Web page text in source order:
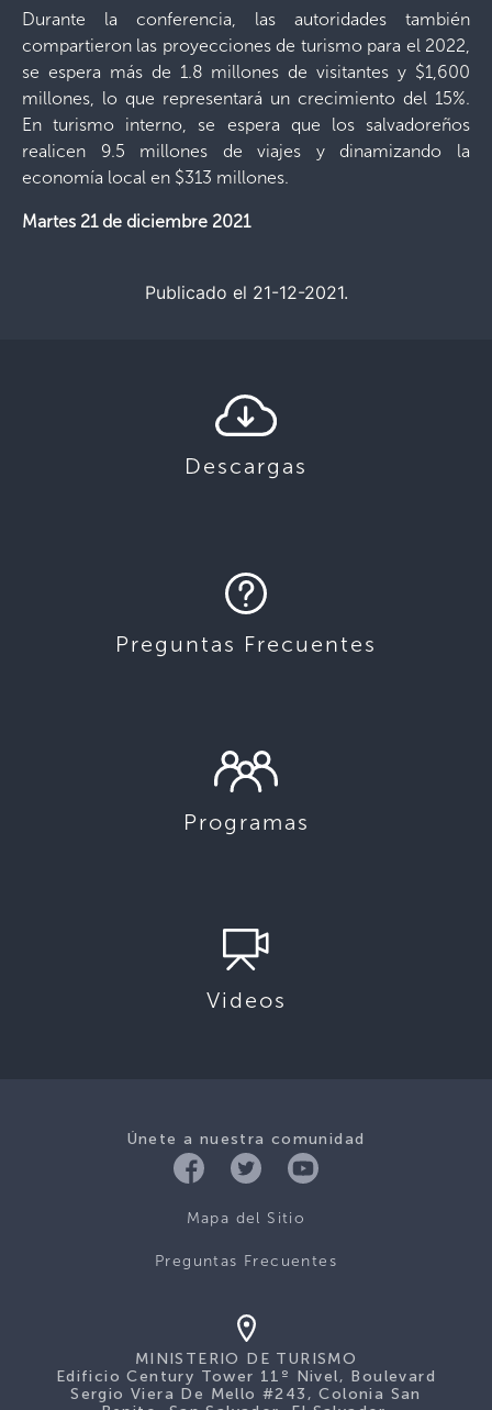
Durante la conferencia, las autoridades también
compartieron las proyecciones de turismo para el 2022,
se espera más de 1.8 millones de visitantes y $1,600
millones, lo que representará un crecimiento del 15%.
En turismo interno, se espera que los salvadoreños
realicen 9.5 millones de viajes y dinamizando la
economía local en $313 millones.
Martes 21 de diciembre 2021
Publicado el 21-12-2021.
Descargas
Preguntas Frecuentes
Programas
Videos
Únete a nuestra comunidad
Mapa del Sitio
Preguntas Frecuentes
MINISTERIO DE TURISMO
Edificio Century Tower 11º Nivel, Boulevard
Sergio Viera De Mello #243, Colonia San